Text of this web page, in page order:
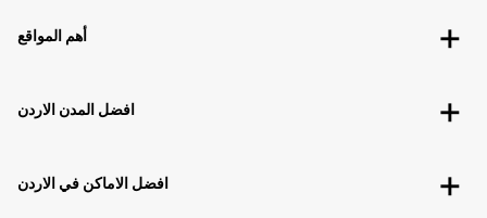
أهم المواقع
افضل المدن الاردن
افضل الاماكن في الاردن